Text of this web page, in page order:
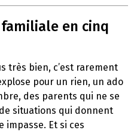
en cinq
très bien, c’est rarement
pour un rien, un ado
des parents qui ne se
situations qui donnent
impasse. Et si ces